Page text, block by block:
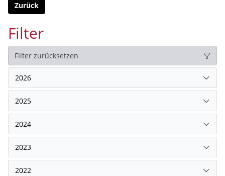
Zurück
Filter
Filter zurücksetzen
2026
2025
2024
2023
2022